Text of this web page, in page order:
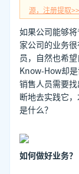
源，注册提取
如果公司能够
家公司的业务
员，自然也希
Know-How却是
销售人员需要
断地去实践它
是什么？
如何做好业务？